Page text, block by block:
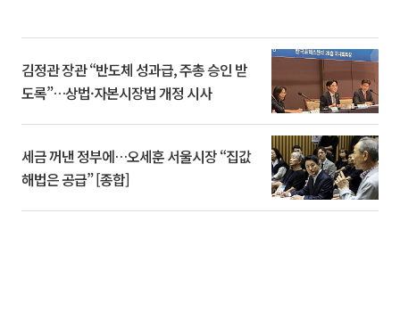
김정관 장관 “반도체 성과급, 주총 승인 받
도록”…상법·자본시장법 개정 시사
세금 꺼낸 정부에…오세훈 서울시장 “집값
해법은 공급” [종합]